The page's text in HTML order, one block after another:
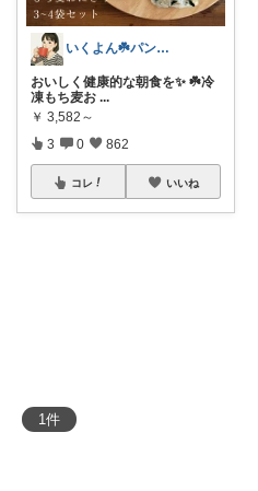
1件
いくよん☘️パンのある暮らし✨
おいしく健康的な朝食を✨ ☘️冷
凍もち麦お ...
￥ 3,582～
3 0 862
コレ いいね